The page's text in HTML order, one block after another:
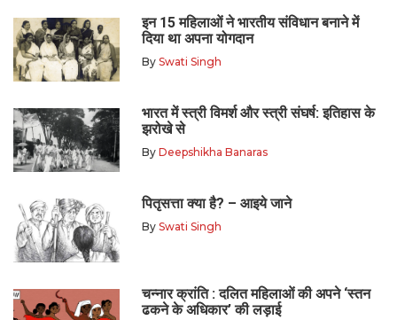
इन 15 महिलाओं ने भारतीय संविधान बनाने में
दिया था अपना योगदान
By Swati Singh
भारत में स्त्री विमर्श और स्त्री संघर्ष: इतिहास के
झरोखे से
By Deepshikha Banaras
पितृसत्ता क्या है? – आइये जाने
By Swati Singh
चन्नार क्रांति : दलित महिलाओं की अपने ‘स्तन
ढकने के अधिकार’ की लड़ाई